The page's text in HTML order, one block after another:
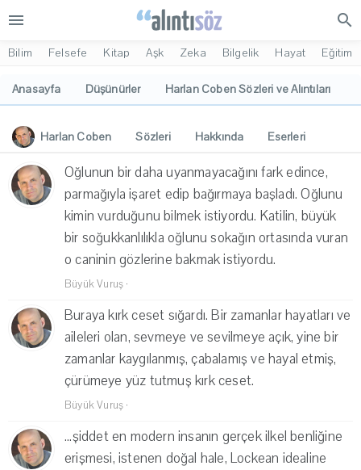
menu search
Bilim Felsefe Kitap Aşk Zeka Bilgelik Hayat Eğitim
Anasayfa Düşünürler Harlan Coben Sözleri ve Alıntıları
Harlan Coben Sözleri Hakkında
Eserleri
İlgi Alanları
Yorumlar
Oğlunun bir daha uyanmayacağını fark edince,
parmağıyla işaret edip bağırmaya başladı. Oğlunu
kimin vurduğunu bilmek istiyordu. Katilin, büyük
bir soğukkanlılıkla oğlunu sokağın ortasında vuran
o caninin gözlerine bakmak istiyordu.
Büyük Vuruş ·
Buraya kırk ceset sığardı. Bir zamanlar hayatları ve
aileleri olan, sevmeye ve sevilmeye açık, yine bir
zamanlar kaygılanmış, çabalamış ve hayal etmiş,
çürümeye yüz tutmuş kırk ceset.
Büyük Vuruş ·
...şiddet en modern insanın gerçek ilkel benliğine
erişmesi, istenen doğal hale, Lockean idealine